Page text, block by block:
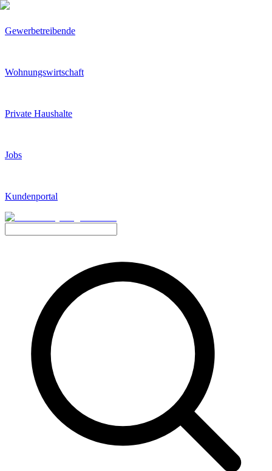
Gewerbetreibende
Wohnungswirtschaft
Private Haushalte
Jobs
Kundenportal